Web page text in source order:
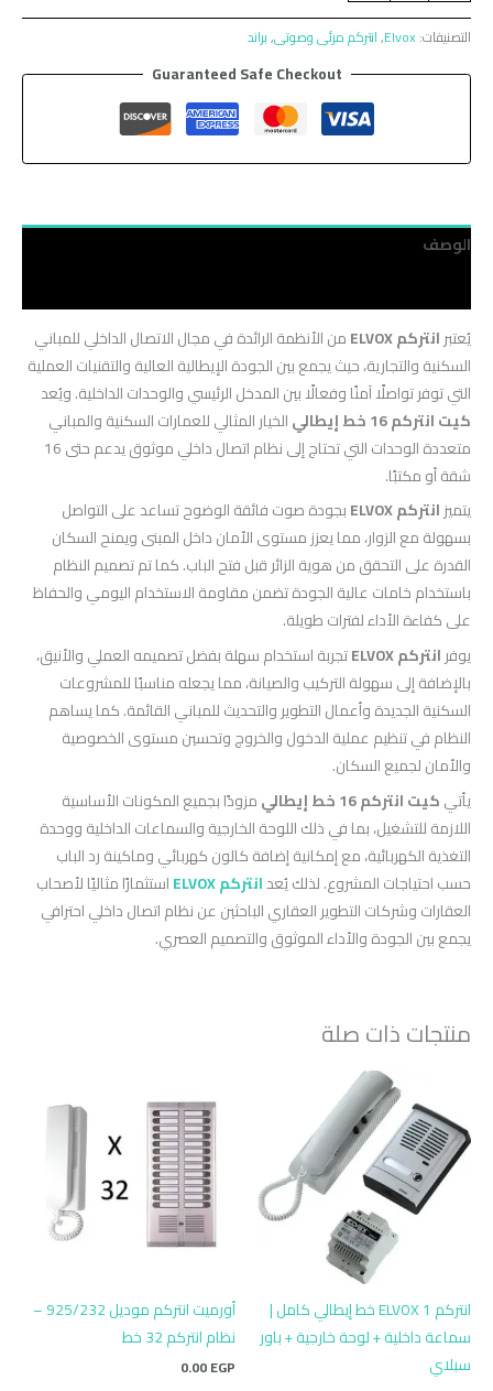
التصنيفات: Elvox
,انتركم مرئى وصوتى,براند
Guaranteed Safe Checkout
الوصف
يُعتبرانتركم ELVOX
من الأنظمة الرائدة في مجال الاتصال الداخلي للمباني
السكنية والتجارية، حيث يجمع بين الجودة الإيطالية العالية والتقنيات العملية
التي توفر تواصلًا آمنًا وفعالًا بين المدخل الرئيسي والوحدات الداخلية. ويُعد
كيت انتركم 16 خط إيطالي
الخيار المثالي للعمارات السكنية والمباني
متعددة الوحدات التي تحتاج إلى نظام اتصال داخلي موثوق يدعم حتى 16
شقة أو مكتبًا.
يتميزانتركم ELVOX
بجودة صوت فائقة الوضوح تساعد على التواصل
بسهولة مع الزوار، مما يعزز مستوى الأمان داخل المبنى ويمنح السكان
القدرة على التحقق من هوية الزائر قبل فتح الباب. كما تم تصميم النظام
باستخدام خامات عالية الجودة تضمن مقاومة الاستخدام اليومي والحفاظ
على كفاءة الأداء لفترات طويلة.
يوفرانتركم ELVOX
تجربة استخدام سهلة بفضل تصميمه العملي والأنيق،
بالإضافة إلى سهولة التركيب والصيانة، مما يجعله مناسبًا للمشروعات
السكنية الجديدة وأعمال التطوير والتحديث للمباني القائمة. كما يساهم
النظام في تنظيم عملية الدخول والخروج وتحسين مستوى الخصوصية
والأمان لجميع السكان.
يأتيكيت انتركم 16 خط إيطالي
مزودًا بجميع المكونات الأساسية
اللازمة للتشغيل، بما في ذلك اللوحة الخارجية والسماعات الداخلية ووحدة
التغذية الكهربائية، مع إمكانية إضافة كالون كهربائي وماكينة رد الباب
حسب احتياجات المشروع. لذلك يُعدانتركم ELVOX
استثمارًا مثاليًا لأصحاب
العقارات وشركات التطوير العقاري الباحثين عن نظام اتصال داخلي احترافي
يجمع بين الجودة والأداء الموثوق والتصميم العصري.
منتجات ذات صلة
انتركم ELVOX 1 خط إيطالي كامل |
سماعة داخلية + لوحة خارجية + باور
سبلاي
أورميت انتركم موديل 925/232 –
نظام انتركم 32 خط
0.00EGP